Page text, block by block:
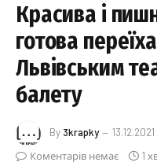
Красива і
готова
Львівським
балету
By 3krapky 13.12.2021
Коментарів немає
1